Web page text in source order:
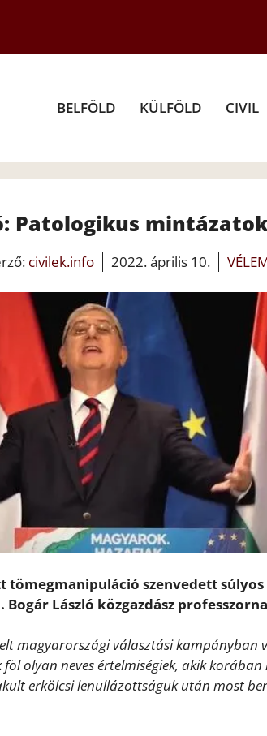
BELFÖLD KÜLFÖLD CIVIL
Patologikus
civilek.info 2022. április 10.
szenvedett súlyos
László közgazdász
magyarországi választási
olyan neves értelmiségiek, akik korában
erkölcsi lenullázottságuk után most